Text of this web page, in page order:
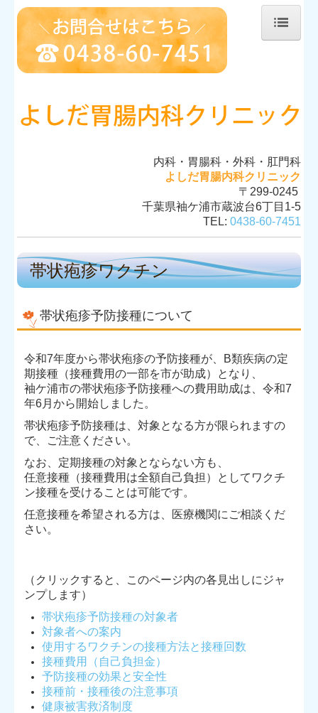
ホーム
院長紹介
健診・人間ドックのご案内
交通案内
ワクチン接種
帯状疱疹ワクチン
【採用情報】医療事務
【採用情報】看護師・准看護師
自費診療
内科・胃腸科・外科・肛門科
よしだ胃腸内科クリニック
〒299-0245
千葉県袖ケ浦市蔵波台6丁目1-5
TEL: 0438-60-7451
帯状疱疹ワクチン
帯状疱疹予防接種について
令和7年度から帯状疱疹の予防接種が、B類疾病の定
期接種（接種費用の一部を市が助成）となり、
袖ケ浦市の帯状疱疹予防接種への費用助成は、令和7
年6月から開始しました。
​帯状疱疹予防接種は、対象となる方が限られますの
で、ご注意ください。
なお、定期接種の対象とならない方も、
任意接種（接種費用は全額自己負担）としてワクチ
ン接種を受けることは可能です。
任意接種を希望される方は、医療機関にご相談くだ
さい。​​
（クリックすると、このページ内の各見出しにジャ
ンプします）
帯状疱疹予防接種の対象者
対象者への案内
使用するワクチンの接種方法と接種回数
接種費用（自己負担金）
予防接種の効果と安全性
接種前・接種後の注意事項
健康被害救済制度